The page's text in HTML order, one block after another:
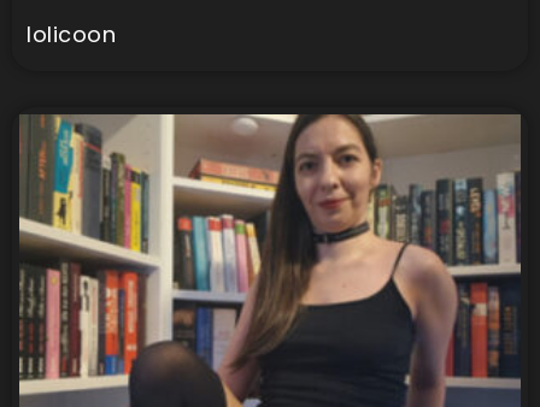
lolicoon